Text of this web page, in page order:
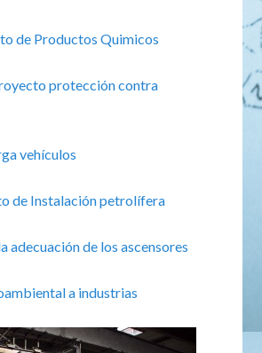
de Productos Quimicos
protección contra
vehículos
de Instalación petrolífera
adecuación de los ascensores
a industrias